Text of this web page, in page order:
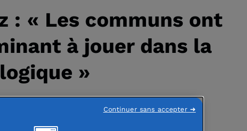
: « Les communs ont
à jouer dans la
»
Continuer sans accepter ➜